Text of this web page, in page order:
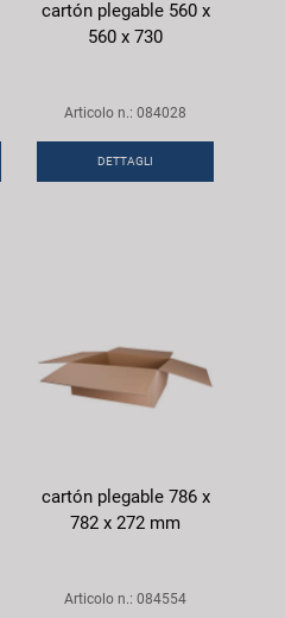
cartón plegable 560 x
560 x 730
Articolo n.: 084028
DETTAGLI
cartón plegable 786 x
782 x 272 mm
Articolo n.: 084554